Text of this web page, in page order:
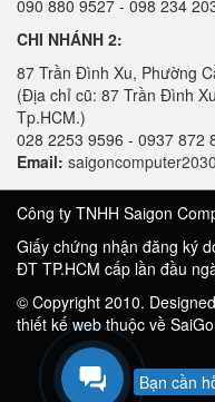
090 880 9527 - 098 234
CHI NHÁNH 2:
87 Trần Đình Xu, Phường
(Địa chỉ cũ: 87 Trần Đình
Tp.HCM.)
028 2253 9596 - 0937 872
Email:
Công ty TNHH Saigon
Giấy chứng nhận đăng ký
ĐT TP.HCM cấp lần đầu
© Copyright 2010.
thiết kế web thuộc về
Bạn cần